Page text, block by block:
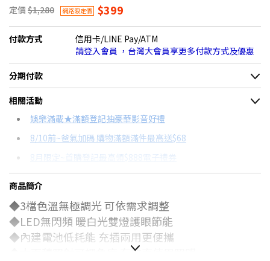
定價 $1,280 網路限定價 $399
付款方式
信用卡/LINE Pay/ATM
請登入會員 ，台灣大會員享更多付款方式及優惠
分期付款
＊實際可分期數、適用利率，請以購物車顯示為主
信用卡分期
分期數
12期
24期
每期金額
$35
$18
配合銀行/業者
相關活動
娛樂滿載★滿額登記抽豪華影音好禮
8/10前~爸氣加碼 購物滿額滿件最高送$68
8月限定~首購登記最高領$888電子禮券
台灣大哥大Open Possible聯名卡滿額最高回饋25%
電視降到底破盤
商品簡介
◆3檔色溫無極調光 可依需求調整
◆LED無閃頻 暖白光雙燈護眼節能
◆內建電池低耗能 充插兩用更便攜
◆大面積照射可調角度 有效率使用照明